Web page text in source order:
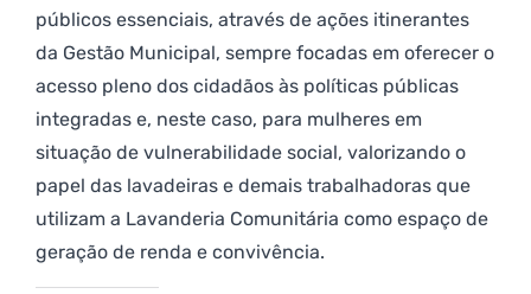
públicos essenciais, através de ações itinerantes
da Gestão Municipal, sempre focadas em oferecer o
acesso pleno dos cidadãos às políticas públicas
integradas e, neste caso, para mulheres em
situação de vulnerabilidade social, valorizando o
papel das lavadeiras e demais trabalhadoras que
utilizam a Lavanderia Comunitária como espaço de
geração de renda e convivência.